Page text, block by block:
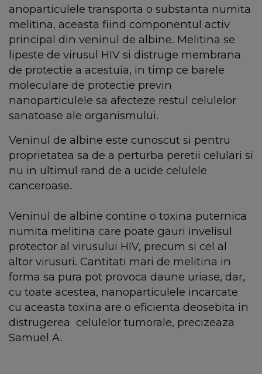
anoparticulele transporta o substanta numita
melitina, aceasta fiind componentul activ
principal din veninul de albine. Melitina se
lipeste de virusul HIV si distruge membrana
de protectie a acestuia, in timp ce barele
moleculare de protectie previn
nanoparticulele sa afecteze restul celulelor
sanatoase ale organismului.
Veninul de albine este cunoscut si pentru
proprietatea sa de a perturba peretii celulari si
nu in ultimul rand de a ucide celulele
canceroase.
Veninul de albine contine o toxina puternica
numita melitina care poate gauri invelisul
protector al virusului HIV, precum si cel al
altor virusuri. Cantitati mari de melitina in
forma sa pura pot provoca daune uriase, dar,
cu toate acestea, nanoparticulele incarcate
cu aceasta toxina are o eficienta deosebita in
distrugerea celulelor tumorale, precizeaza
Samuel A.